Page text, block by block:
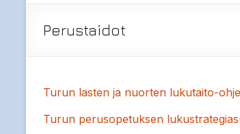
Perustaidot
Turun lasten ja nuorten lukutaito-
Turun perusopetuksen